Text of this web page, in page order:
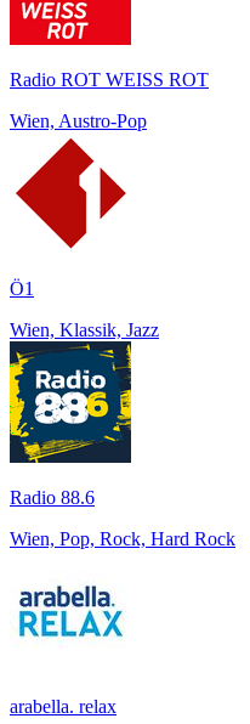
Radio ROT WEISS ROT
Wien, Austro-Pop
Ö1
Wien, Klassik, Jazz
Radio 88.6
Wien, Pop, Rock, Hard Rock
arabella. relax